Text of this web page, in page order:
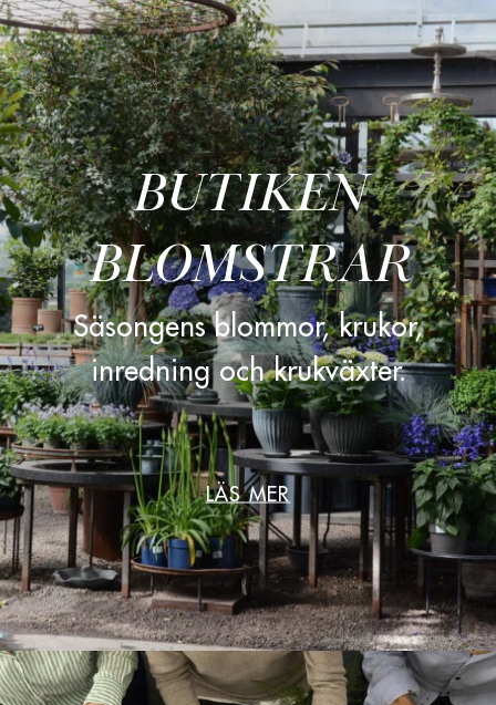
BUTIKEN
BLOMSTRAR
Säsongens blommor, krukor,
inredning och krukväxter.
LÄS MER